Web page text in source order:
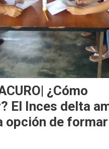
¿Cómo
El Inces delta
opción de